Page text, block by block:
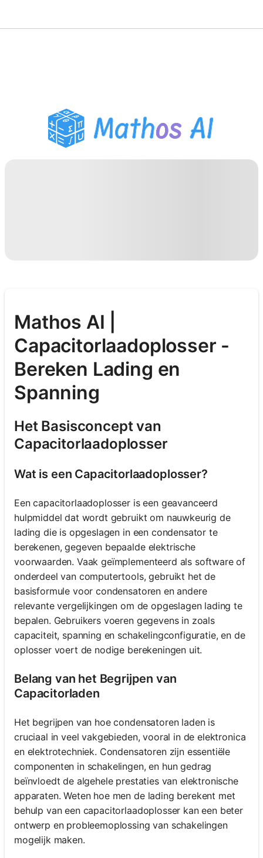
PDF Huiswerk Helper
Studietools
Mathos AI |
Capacitorlaadoplosser -
Bereken Lading en
Spanning
Het Basisconcept van
Capacitorlaadoplosser
Wat is een Capacitorlaadoplosser?
Een capacitorlaadoplosser is een geavanceerd
hulpmiddel dat wordt gebruikt om nauwkeurig de
lading die is opgeslagen in een condensator te
berekenen, gegeven bepaalde elektrische
voorwaarden. Vaak geïmplementeerd als software of
onderdeel van computertools, gebruikt het de
basisformule voor condensatoren en andere
relevante vergelijkingen om de opgeslagen lading te
bepalen. Gebruikers voeren gegevens in zoals
capaciteit, spanning en schakelingconfiguratie, en de
oplosser voert de nodige berekeningen uit.
Belang van het Begrijpen van
Capacitorladen
Het begrijpen van hoe condensatoren laden is
cruciaal in veel vakgebieden, vooral in de elektronica
en elektrotechniek. Condensatoren zijn essentiële
componenten in schakelingen, en hun gedrag
beïnvloedt de algehele prestaties van elektronische
apparaten. Weten hoe men de lading berekent met
behulp van een capacitorlaadoplosser kan een beter
ontwerp en probleemoplossing van schakelingen
mogelijk maken.